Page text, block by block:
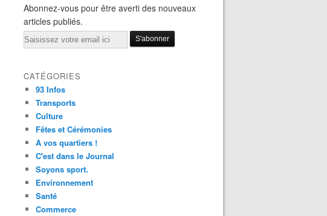
Abonnez-vous pour être averti des nouveaux
articles publiés.
Email
CATÉGORIES
93 Infos
Transports
Culture
Fêtes et Cérémonies
A vos quartiers !
C'est dans le Journal
Soyons sport.
Environnement
Santé
Commerce